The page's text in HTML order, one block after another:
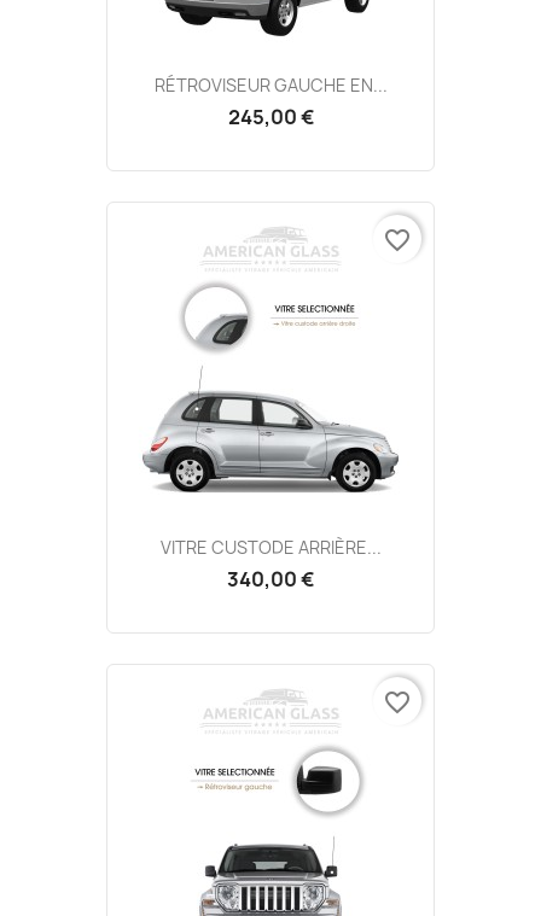
RÉTROVISEUR GAUCHE EN...
245,00 €
VITRE CUSTODE ARRIÈRE...
340,00 €
favorite_border
favorite_border